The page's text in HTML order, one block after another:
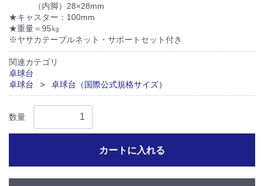
（内脚）28×28mm
★キャスター：100mm
★重量＝95㎏
※ヤサカテーブルネット・サポートセット付き
関連カテゴリ
卓球台
卓球台
卓球台（国際公式規格サイズ）
数量
カートに入れる